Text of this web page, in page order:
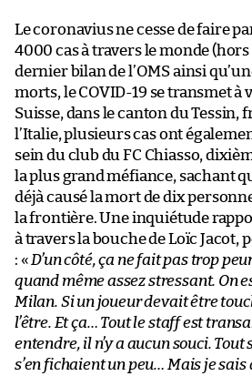
Le coronavius ne cesse de faire
4000 cas à travers le monde
dernier bilan de l’OMS ainsi
morts, le COVID-19 se transmet à
Suisse, dans le canton du Tessin,
l’Italie, plusieurs cas ont
sein du club du FC Chiasso,
la plus grand méfiance, sachant
déjà causé la mort de dix
la frontière. Une inquiétude
à travers la bouche de Loïc Jacot,
: « D’un côté, ça ne fait pas trop
quand même assez stressant. On
Milan. Si un joueur devait être
l’être. Et ça… Tout le staff est
entendre, il n’y a aucun souci. Tout
s’en fichaient un peu… Mais je